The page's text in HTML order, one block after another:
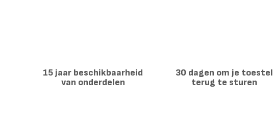
15 jaar beschikbaarheid
van onderdelen
30 dagen om je toestel
terug te sturen